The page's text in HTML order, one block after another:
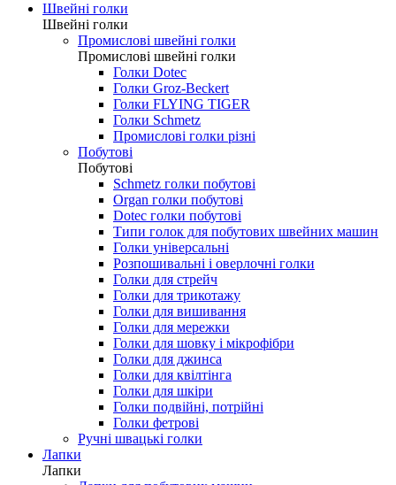
Швейні голки
Швейні голки
Промислові швейні голки
Промислові швейні голки
Голки Dotec
Голки Groz-Beckert
Голки FLYING TIGER
Голки Schmetz
Промислові голки різні
Побутові
Побутові
Schmetz голки побутові
Organ голки побутові
Dotec голки побутові
Типи голок для побутових швейних машин
Голки універсальні
Розпошивальні і оверлочні голки
Голки для стрейч
Голки для трикотажу
Голки для вишивання
Голки для мережки
Голки для шовку і мікрофібри
Голки для джинса
Голки для квілтінга
Голки для шкіри
Голки подвійні, потрійні
Голки фетрові
Ручні швацькі голки
Лапки
Лапки